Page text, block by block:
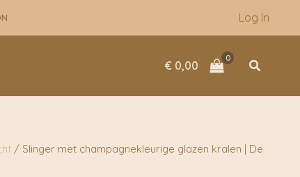
Log In
€ 0,00 Zoeken
/ Slinger met champagnekleurige glazen kralen | De